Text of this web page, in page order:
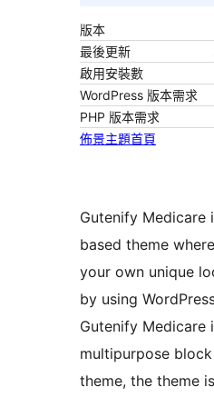
版本
最後更新
啟用安裝數
WordPress 版本需求
PHP 版本需求
佈景主題首頁
Gutenify Medicare
based theme
your own unique
by using
Gutenify Medicare
multipurpose
theme, the theme